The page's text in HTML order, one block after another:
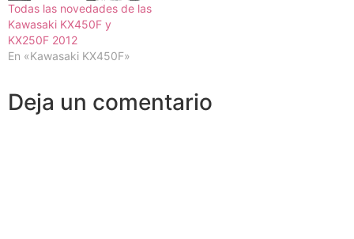
Todas las novedades de las
Kawasaki KX450F y
KX250F 2012
En «Kawasaki KX450F»
Deja un comentario